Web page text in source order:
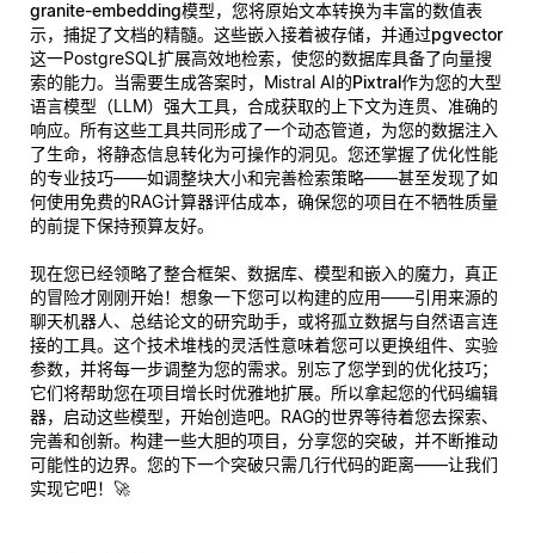
granite-embedding模型，您将原始文本转换为丰富的数值表
示，捕捉了文档的精髓。这些嵌入接着被存储，并通过pgvector
这一PostgreSQL扩展高效地检索，使您的数据库具备了向量搜
索的能力。当需要生成答案时，Mistral AI的Pixtral作为您的大型
语言模型（LLM）强大工具，合成获取的上下文为连贯、准确的
响应。所有这些工具共同形成了一个动态管道，为您的数据注入
了生命，将静态信息转化为可操作的洞见。您还掌握了优化性能
的专业技巧——如调整块大小和完善检索策略——甚至发现了如
何使用免费的RAG计算器评估成本，确保您的项目在不牺牲质量
的前提下保持预算友好。
现在您已经领略了整合框架、数据库、模型和嵌入的魔力，真正
的冒险才刚刚开始！想象一下您可以构建的应用——引用来源的
聊天机器人、总结论文的研究助手，或将孤立数据与自然语言连
接的工具。这个技术堆栈的灵活性意味着您可以更换组件、实验
参数，并将每一步调整为您的需求。别忘了您学到的优化技巧；
它们将帮助您在项目增长时优雅地扩展。所以拿起您的代码编辑
器，启动这些模型，开始创造吧。RAG的世界等待着您去探索、
完善和创新。构建一些大胆的项目，分享您的突破，并不断推动
可能性的边界。您的下一个突破只需几行代码的距离——让我们
实现它吧！🚀